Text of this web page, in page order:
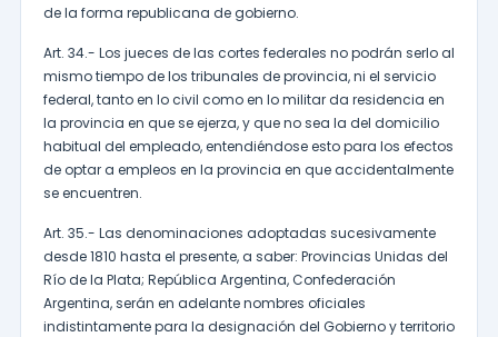
de la forma republicana de gobierno.
Art. 34.- Los jueces de las cortes federales no podrán serlo al
mismo tiempo de los tribunales de provincia, ni el servicio
federal, tanto en lo civil como en lo militar da residencia en
la provincia en que se ejerza, y que no sea la del domicilio
habitual del empleado, entendiéndose esto para los efectos
de optar a empleos en la provincia en que accidentalmente
se encuentren.
Art. 35.- Las denominaciones adoptadas sucesivamente
desde 1810 hasta el presente, a saber: Provincias Unidas del
Río de la Plata; República Argentina, Confederación
Argentina, serán en adelante nombres oficiales
indistintamente para la designación del Gobierno y territorio